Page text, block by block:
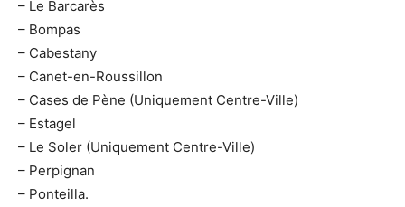
– Le Barcarès
– Bompas
– Cabestany
– Canet-en-Roussillon
– Cases de Pène (Uniquement Centre-Ville)
– Estagel
– Le Soler (Uniquement Centre-Ville)
– Perpignan
– Ponteilla.